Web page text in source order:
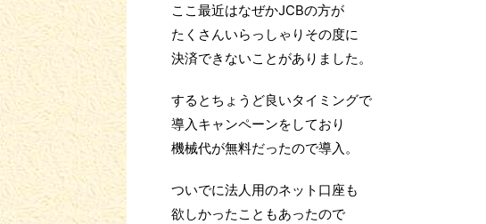
ここ最近はなぜかJCBの方が
たくさんいらっしゃりその度に
決済できないことがありました。
するとちょうど良いタイミングで
導入キャンペーンをしており
機械代が無料だったので導入。
ついでに法人用のネット口座も
欲しかったこともあったので